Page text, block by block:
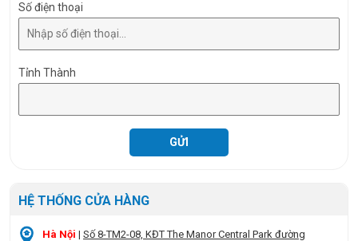
Số điện thoại
Tỉnh Thành
HỆ THỐNG CỬA HÀNG
Hà Nội | Số 8-TM2-08, KĐT The Manor Central Park đường